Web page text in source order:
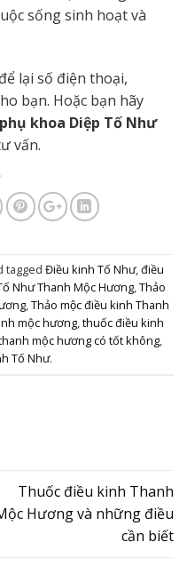
sống sinh hoạt và
lại số điện thoại,
bạn. Hoặc bạn hãy
khoa Diệp Tố Như
vấn.
tagged Điều kinh Tố Như,điều
Như Thanh Mộc Hương,Thảo
,Thảo mộc điều kinh Thanh
mộc hương,thuốc điều kinh
mộc hương có tốt không,
Tố Như.
Thuốc điều kinh Thanh
Hương và những điều
cần biết